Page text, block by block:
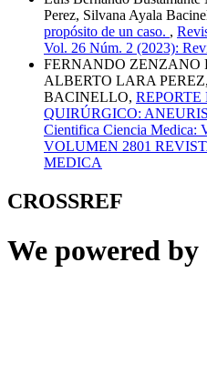
Perez, Silvana Ayala
propósito de un caso. ,
Vol. 26 Núm. 2 (2023):
FERNANDO ZENZANO
ALBERTO LARA
BACINELLO,
QUIRÚRGICO:
Cientifica Ciencia Medica:
VOLUMEN 2801
MEDICA
CROSSREF
We powered by